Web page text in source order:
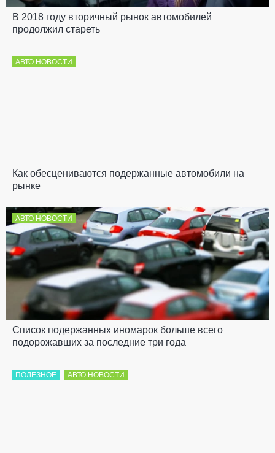
В 2018 году вторичный рынок автомобилей
продолжил стареть
АВТО НОВОСТИ
Как обесцениваются подержанные автомобили на
рынке
АВТО НОВОСТИ
Список подержанных иномарок больше всего
подорожавших за последние три года
ПОЛЕЗНОЕ АВТО НОВОСТИ